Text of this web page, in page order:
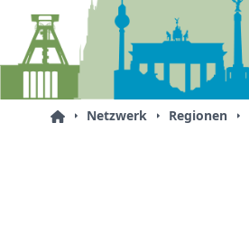
Netzwerk Regionen